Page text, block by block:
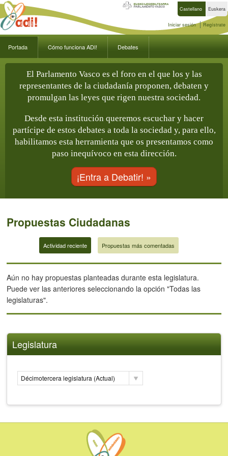
Castellano Euskera
Iniciar sesión Regístrate
Portada Cómo funciona ADI! Debates
El Parlamento Vasco es el foro en el que los y las
representantes de la ciudadanía proponen, debaten y
promulgan las leyes que rigen nuestra sociedad.
Desde esta institución queremos escuchar y hacer
partícipe de estos debates a toda la sociedad y, para ello,
habilitamos esta herramienta que os presentamos como
paso inequívoco en esta dirección.
¡Entra a Debatir! »
Propuestas Ciudadanas
Actividad reciente Propuestas más comentadas
Aún no hay propuestas planteadas durante esta legislatura.
Puede ver las anteriores seleccionando la opción "Todas las
legislaturas".
Legislatura
Décimotercera legislatura (Actual)